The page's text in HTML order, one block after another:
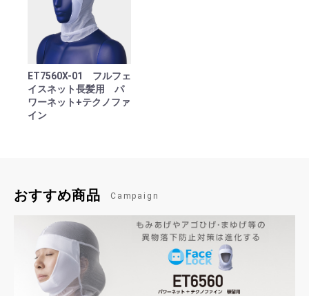
ET7560X-01 フルフェ
イスネット長髪用 パ
ワーネット+テクノファ
イン
おすすめ商品 Campaign